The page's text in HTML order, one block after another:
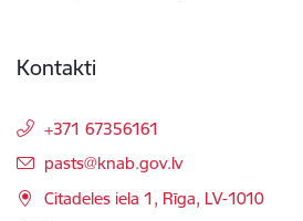
Kontakti
+371 67356161
E-pasts:
pasts@knab.gov.lv
Citadeles iela 1, Rīga, LV-1010